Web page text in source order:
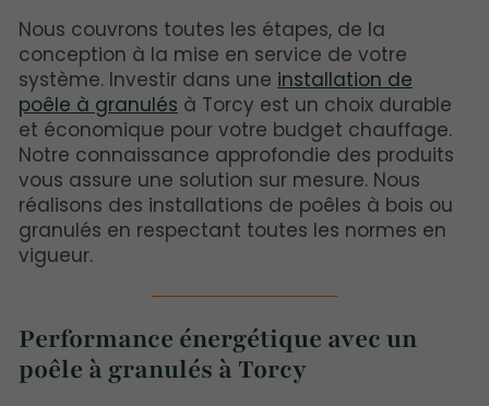
Nous couvrons toutes les étapes, de la
conception à la mise en service de votre
système. Investir dans une installation de
poêle à granulés à Torcy est un choix durable
et économique pour votre budget chauffage.
Notre connaissance approfondie des produits
vous assure une solution sur mesure. Nous
réalisons des installations de poêles à bois ou
granulés en respectant toutes les normes en
vigueur.
Performance énergétique avec un
poêle à granulés à Torcy